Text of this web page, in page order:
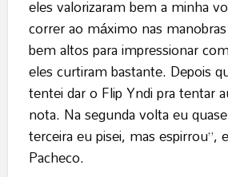
eles valorizaram bem a minha
correr ao máximo nas
bem altos para impressionar
eles curtiram bastante. Depois
tentei dar o Flip Yndi pra tentar
nota. Na segunda volta eu
terceira eu pisei, mas espirrou”,
Pacheco.